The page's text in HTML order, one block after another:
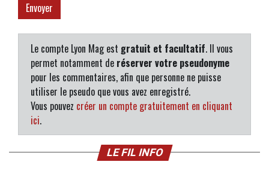
Le compte Lyon Mag est gratuit et facultatif. Il vous
permet notamment de réserver votre pseudonyme
pour les commentaires, afin que personne ne puisse
utiliser le pseudo que vous avez enregistré.
Vous pouvez créer un compte gratuitement en cliquant
ici.
LE FIL INFO